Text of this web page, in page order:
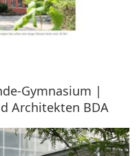
Gymnasium |
Architekten BDA